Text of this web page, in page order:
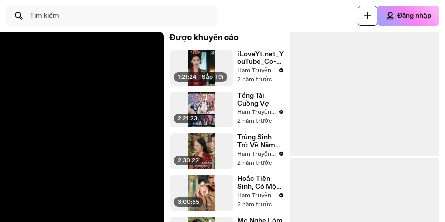
Tìm kiếm Đăng nhập
Được khuyến cáo
1:21:24 | Sắp Tới
iLoveYt.net_Y
ouTube_Co-
gai-xuyen-
khong-lam-
muu-
tri_Media_cT
NpqvjEVOY_0
02_720p
Ham Truyện ReView
2 năm trước
2:21:23
Tổng Tài
Cuồng Vợ
Ham Truyện ReView
2 năm trước
2:30:22
Trùng Sinh
Trở Về Năm
1975
Ham Truyện ReView
2 năm trước
3:00:55
Hoắc Tiên
Sinh, Có Một
Em Bé Đến
Đồn Cảnh Sát
Anh
Ham Truyện ReView
2 năm trước